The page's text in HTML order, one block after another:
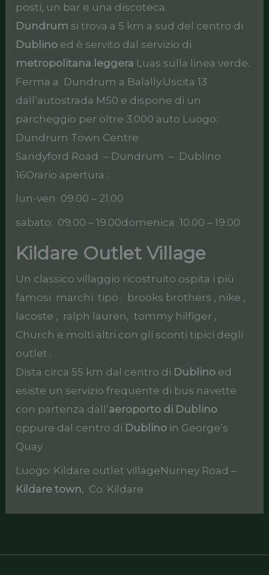
posti, un bar e una discoteca.
Dundrum si trova a 5 km a sud del centro di
Dublino ed è servito dal servizio di
metropolitana leggera Luas sulla linea verde.
Ferma a Dundrum a Balally.Uscita 13
dall’autostrada M50 e dispone di un
parcheggio per oltre 3.000 auto Luogo:
Dundrum Town Centre
Sandyford Road – Dundrum – Dublino
16Orario apertura :
lun-ven 09.00 – 21.00
sabato: 09.00 – 19.00domenica 10.00 – 19.00
Kildare Outlet Village
Un classico villaggio ricostruito ospita i più
famosi marchi tipo : brooks brothers , nike ,
lacoste , ralph lauren, tommy hilfiger ,
Church e molti altri con gli sconti tipici degli
outlet .
Dista circa 55 km dal centro di Dublino ed
esiste un servizio frequente di bus navette
con partenza dall’aeroporto di Dublino
oppure dal centro di Dublino in George’s
Quay
Luogo: Kildare outlet villageNurney Road –
Kildare town, Co. Kildare